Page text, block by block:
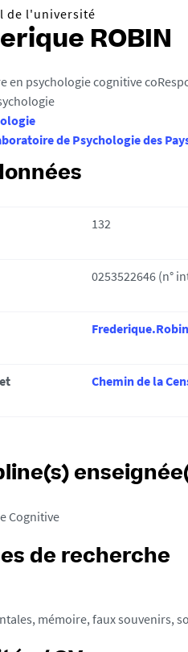
de l'université
ROBIN
en psychologie cognitive
de Psychologie des
132
0253522646 (n°
Chemin de la
Cognitive
de recherche
mémoire, faux souvenirs,